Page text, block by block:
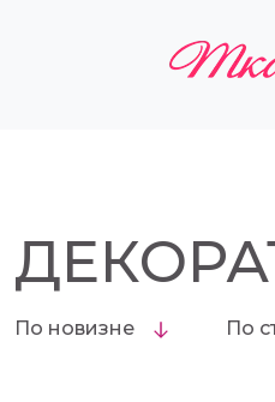
По новизне По